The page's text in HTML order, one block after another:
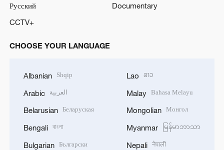
Русский
Documentary
CCTV+
CHOOSE YOUR LANGUAGE
Albanian Shqip
Arabic العربية
Belarusian Беларуская
Bengali বাংলা
Bulgarian Български
Lao ລາວ
Malay Bahasa Melayu
Mongolian Монгол
Myanmar မြန်မာဘာသာ
Nepali नेपाली